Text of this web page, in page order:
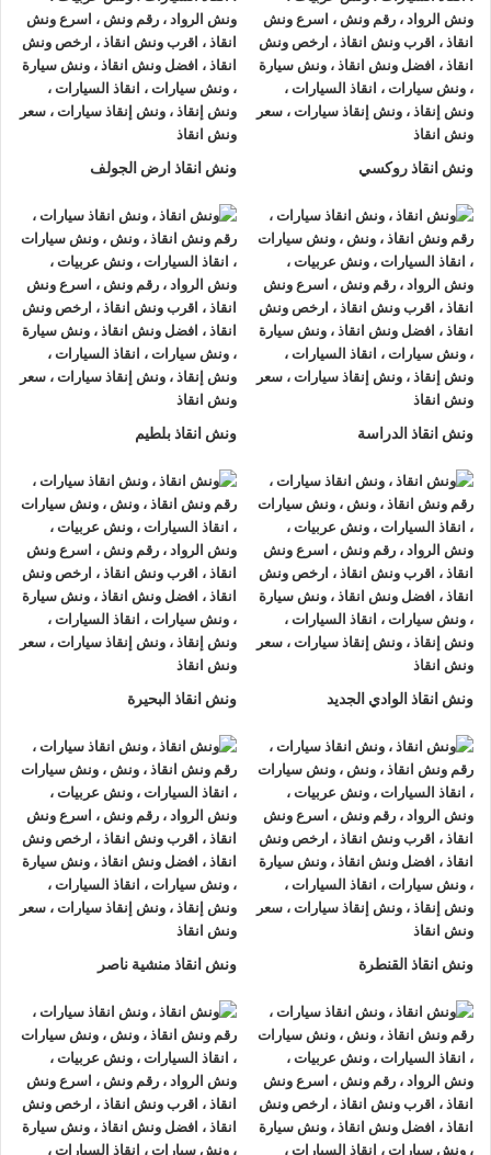
ونش انقاذ سيارات الرحاب و ونش انقاذ التجمع
ونش انقاذ الرواد
اذا كنت تبحث عن ونش انقاذ سياراتسريعونش انقاذ
علي مدار 24 ساعة
الرواد هوارخص ونش انقاذ
اسرع ونش انقاذ
01093018585فالدقائق قد تصنع الفارق بين الامان و التوتر فهنا
يظهر ونش انقاذالرواد كخيار اول لكل من يبحث عن ونش انقاذ
سيارات يتميز بالامان و الاحترافية في تقديم خدمةانقاذ السيارات
وفي هذا المقال سنأخذك في جولة للتعرف على 5 مميزات لن تجدها
الا فيونش انقاذ سياراتالرواد لإنقاذ السيارات والتي جعلتونش
انقاذ سياراتالرواد في صدارة شركات الونش في القاهرة
والمناطق المحيطة.
ونش انقاذ سيارات
عندما تبحث عناقرب ونش انقاذ افضل ونش انقاذبالتأكيد ستجد
ونش انقاذ الرواد في المقدمة فنحن نغطي جميع محافظات مصر
بخدمة احترافية سريعة وامنة مع التزامنا التام بالوصول إلى موقع
العميل في اسرع وقت ممكن حيث نتميز باننا نمتلك معداتانقاذ
سياراتحديثة و متطورة و كوادر فنية مدربة تضمن انقاذ سيارتك
دون خدوش او تلفيات كما نعمل بسياسة الشفافية الكاملة حيث
والثقة في التعامل معنا.
اسرع ونش انقاذ سيارات–اسرع
ونش انقاذ
يقدم ونش انقاذ سياراتالرواد خدمةاسرع ونش انقاذ سياراتو
ارخص ونش انقاذ سياراتوافضل ونش انقاذ سياراتوونش انقاذ
امن يصل اليك اينما كنت01063144040او01093018585او
المفاجئة قد تحدث في اي وقت لذلك حرصنا على تجهيز فريقنا
للعمل على مدار 24 ساعة يوميا لتقديم المساعدة الفورية كما
نضمن لك ان خدمة انقاذ سيارات
امنة تماما بفضل استخدام احزمة
التثبيت الحديثة و السائقين المحترفين في تحميل السيارة دون اي
أضرار.
ونش انقاذ روكسي ونش انقاذ ارض الجولف
ونش انقاذ الدراسة ونش انقاذ بلطيم
ونش انقاذ الوادي الجديد ونش انقاذ البحيرة
ونش انقاذ القنطرة ونش انقاذ منشية ناصر